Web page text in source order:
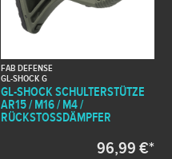
FAB DEFENSE
GL-SHOCK G
GL-SHOCK SCHULTERSTÜTZE
AR15 / M16 / M4 /
RÜCKSTOSSDÄMPFER
96,99 €*